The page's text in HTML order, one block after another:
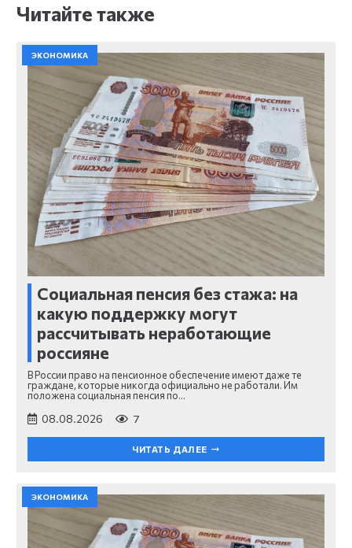
Читайте также
ЭКОНОМИКА
Социальная пенсия без стажа: на
какую поддержку могут
рассчитывать неработающие
россияне
В России право на пенсионное обеспечение имеют даже те
граждане, которые никогда официально не работали. Им
положена социальная пенсия по…
08.08.2026 7
ЧИТАТЬ ДАЛЕЕ
ЭКОНОМИКА